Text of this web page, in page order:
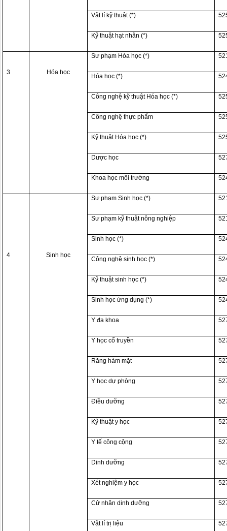
Vật lí kỹ thuật (*)
Kỹ thuật hạt nhân (*)
3 Hóa học
Sư phạm Hóa học (*)
Hóa học (*)
Công nghệ kỹ thuật Hóa học (*)
Công nghệ thực phẩm
Kỹ thuật Hóa học (*)
Dược học
Khoa học môi trường
4 Sinh học
Sư phạm Sinh học (*)
Sư phạm kỹ thuật nông nghiệp
Sinh học (*)
Công nghệ sinh học (*)
Kỹ thuật sinh học (*)
Sinh học ứng dụng (*)
Y đa khoa
Y học cổ truyền
Răng hàm mặt
Y học dự phòng
Điều dưỡng
Kỹ thuật y học
Y tế công cộng
Dinh dưỡng
Xét nghiệm y học
Cử nhân dinh dưỡng
Vật lí trị liệu